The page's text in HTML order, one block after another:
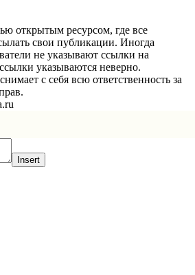
открытым ресурсом, где все
свои публикации. Иногда
не указывают ссылки на
указываются неверно.
с себя всю ответственность за
Insert